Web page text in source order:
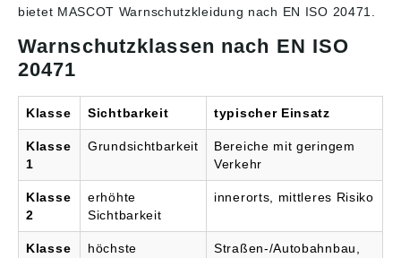
bietet MASCOT Warnschutzkleidung nach EN ISO 20471.
Warnschutzklassen nach EN ISO
20471
Klasse Sichtbarkeit typischer Einsatz
Klasse
1
Grundsichtbarkeit
Bereiche mit geringem
Verkehr
Klasse
2
erhöhte
Sichtbarkeit
innerorts, mittleres Risiko
Klasse
höchste
Straßen-/Autobahnbau,